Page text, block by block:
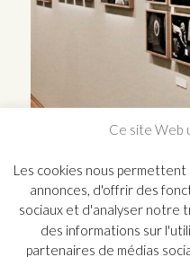
Ce site Web
Les cookies nous
annonces, d'offrir des
sociaux et d'analyser notre
des informations sur
partenaires de médias